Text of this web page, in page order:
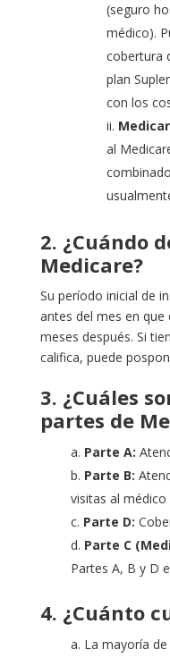
(seguro
médico).
cobertura
plan
con los
ii.
al
2. ¿Cuándo
Medicare?
Su período inicial de
antes del mes en
meses después. Si
califica, puede
3. ¿Cuáles
partes de
a. Parte A:
b. Parte B:
visitas al médico
c. Parte D:
d. Parte C
Partes A, B y D
4. ¿Cuánto
a. La mayoría